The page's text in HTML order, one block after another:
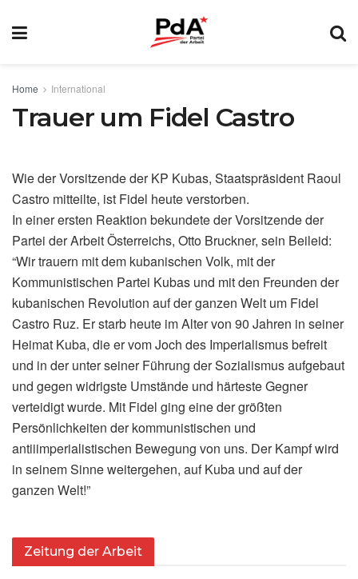
Home International
Trauer um Fidel Castro
Wie der Vorsitzende der KP Kubas, Staatspräsident Raoul
Castro mitteilte, ist Fidel heute verstorben.
In einer ersten Reaktion bekundete der Vorsitzende der
Partei der Arbeit Österreichs, Otto Bruckner, sein Beileid:
“Wir trauern mit dem kubanischen Volk, mit der
Kommunistischen Partei Kubas und mit den Freunden der
kubanischen Revolution auf der ganzen Welt um Fidel
Castro Ruz. Er starb heute im Alter von 90 Jahren in seiner
Heimat Kuba, die er vom Joch des Imperialismus befreit
und in der unter seiner Führung der Sozialismus aufgebaut
und gegen widrigste Umstände und härteste Gegner
verteidigt wurde. Mit Fidel ging eine der größten
Persönlichkeiten der kommunistischen und
antiiimperialistischen Bewegung von uns. Der Kampf wird
in seinem Sinne weitergehen, auf Kuba und auf der
ganzen Welt!”
Zeitung der Arbeit